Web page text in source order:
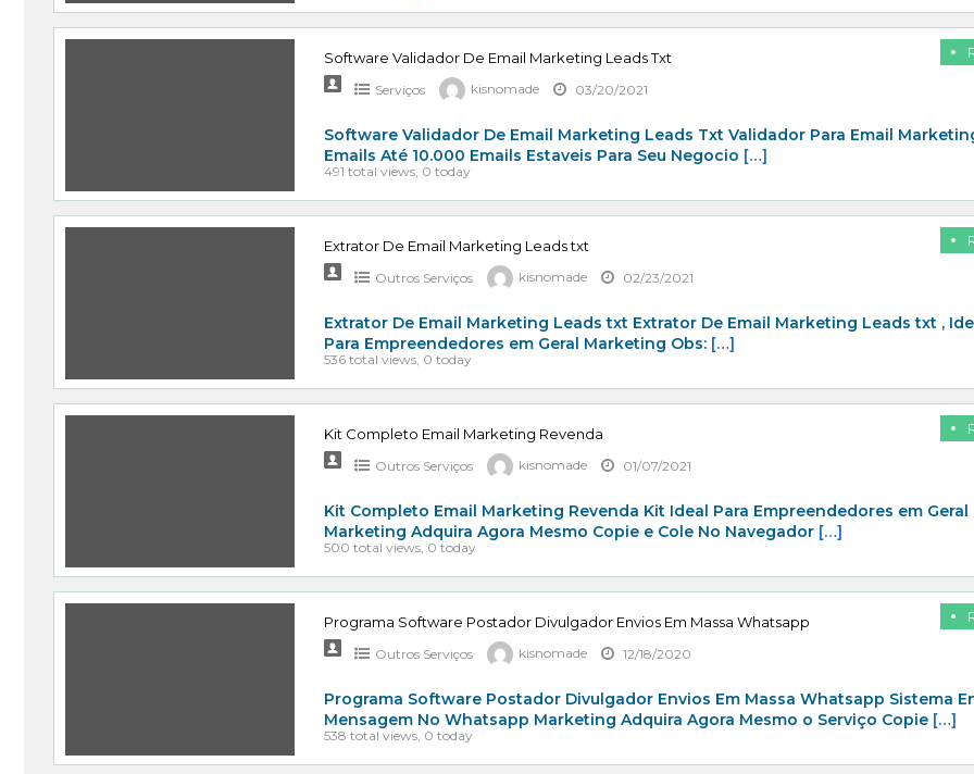
Software Validador De Email Marketing Leads Txt
Serviços kisnomade 03/20/2021
Software Validador De Email Marketing Leads Txt Validador Para Email
Emails Até 10.000 Emails Estaveis Para Seu Negocio […]
491 total views, 0 today
Extrator De Email Marketing Leads txt
Outros Serviços kisnomade 02/23/2021
Extrator De Email Marketing Leads txt Extrator De Email Marketing Leads txt ,
Para Empreendedores em Geral Marketing Obs: […]
536 total views, 0 today
Kit Completo Email Marketing Revenda
Outros Serviços kisnomade 01/07/2021
Kit Completo Email Marketing Revenda Kit Ideal Para Empreendedores em Geral
Marketing Adquira Agora Mesmo Copie e Cole No Navegador […]
500 total views, 0 today
Programa Software Postador Divulgador Envios Em Massa Whatsapp
Outros Serviços kisnomade 12/18/2020
Programa Software Postador Divulgador Envios Em Massa Whatsapp Sistema
Mensagem No Whatsapp Marketing Adquira Agora Mesmo o Serviço Copie […]
538 total views, 0 today